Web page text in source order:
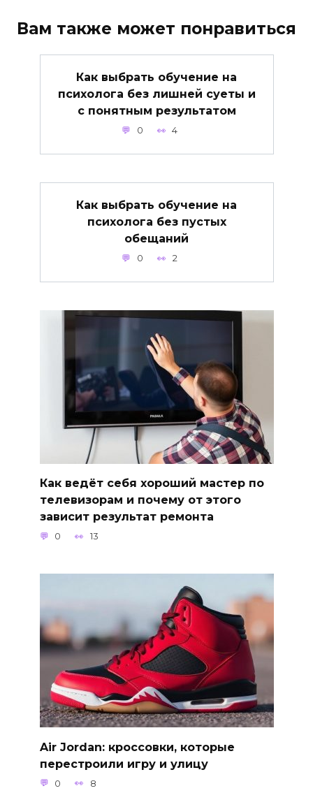
Вам также может понравиться
Как выбрать обучение на
психолога без лишней суеты и
с понятным результатом
0 4
Как выбрать обучение на
психолога без пустых
обещаний
0 2
Как ведёт себя хороший мастер по
телевизорам и почему от этого
зависит результат ремонта
0 13
Air Jordan: кроссовки, которые
перестроили игру и улицу
0 8